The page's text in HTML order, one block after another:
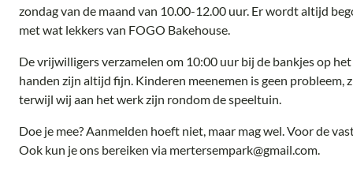
zondag van de maand van 10.00-12.00 uur. Er wordt altijd
met wat lekkers van FOGO Bakehouse.
De vrijwilligers verzamelen om 10:00 uur bij de bankjes op
handen zijn altijd fijn. Kinderen meenemen is geen probleem,
terwijl wij aan het werk zijn rondom de speeltuin.
Doe je mee? Aanmelden hoeft niet, maar mag wel. Voor de
Ook kun je ons bereiken via mertersempark@gmail.com.